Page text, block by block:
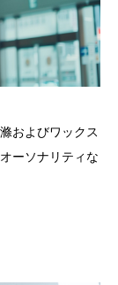
およびワックス
ーソナリティな